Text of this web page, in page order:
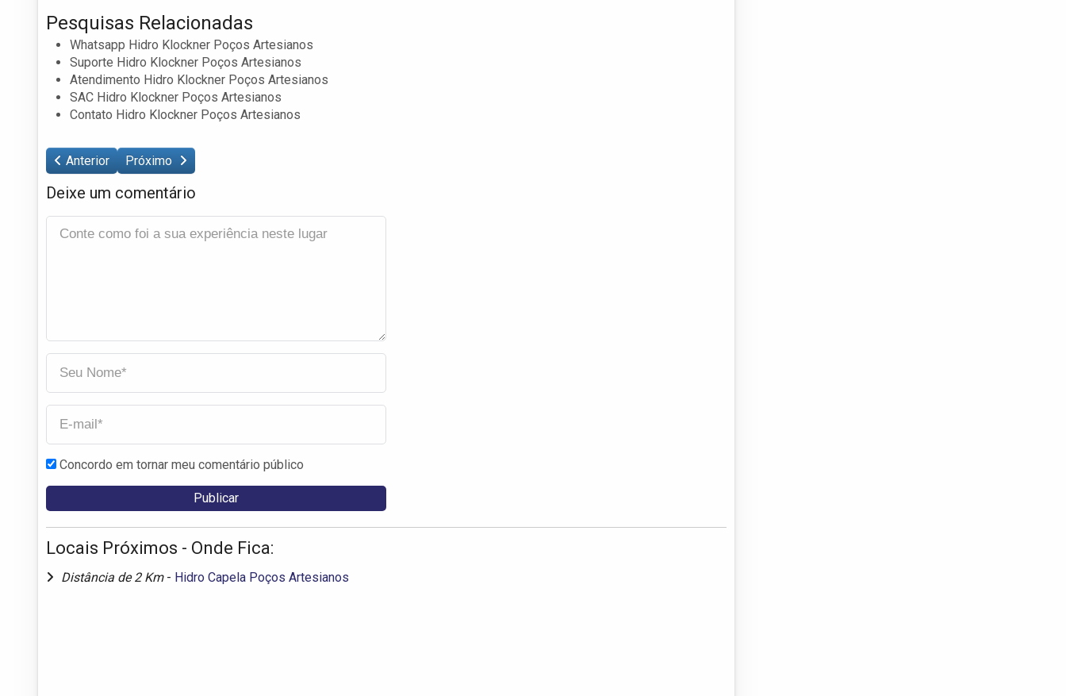
Pesquisas Relacionadas
Whatsapp Hidro Klockner Poços Artesianos
Suporte Hidro Klockner Poços Artesianos
Atendimento Hidro Klockner Poços Artesianos
SAC Hidro Klockner Poços Artesianos
Contato Hidro Klockner Poços Artesianos
Anterior Próximo
Deixe um comentário
Concordo em tornar meu comentário público
Locais Próximos - Onde Fica:
Distância de 2 Km - Hidro Capela Poços Artesianos